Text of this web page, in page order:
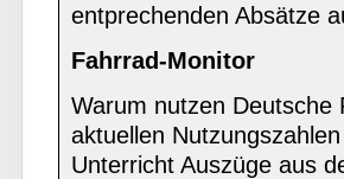
entprechenden Absätze
Fahrrad-Monitor
Warum nutzen Deutsche
aktuellen
Unterricht Auszüge aus